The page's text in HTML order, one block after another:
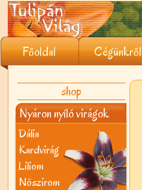
Főoldal Cégünkről
shop
Nyáron nyíló virágok
Dália
Kardvirág
Liliom
Nõszirom